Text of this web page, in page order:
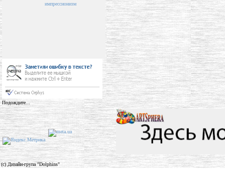
импрессионизм
Подождите...
(c) Дизайн-група "Dolphins"